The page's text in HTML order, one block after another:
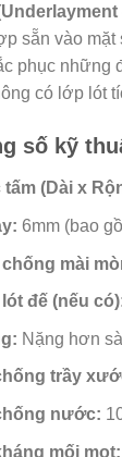
sẵn vào mặt
phục những
có lớp lót
số kỹ
(Dài x
6mm (bao
mài
đế (nếu
Nặng hơn
trầy
nước:
mối mọt: